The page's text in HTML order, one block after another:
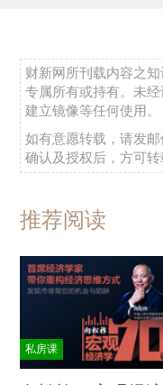
财新网所刊载内容之
专属所有或持有。未
建立镜像等任何使用。
如有意愿转载，请发邮
确认及授权后，方可转
推荐阅读
私房课